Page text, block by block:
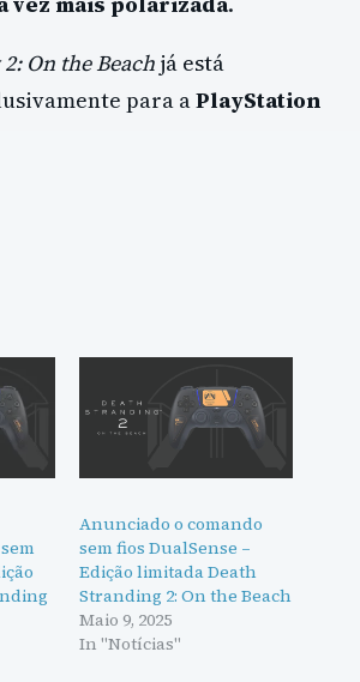
On the Beach já está
para aPlayStation
Anunciado o comando
sem fios DualSense –
Edição limitada Death
Stranding 2: On the Beach
Maio 9, 2025
In "Notícias"